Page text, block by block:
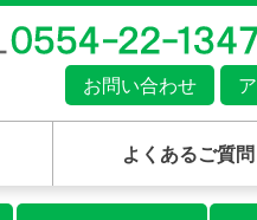
お問い合わせ
よくあるご質問